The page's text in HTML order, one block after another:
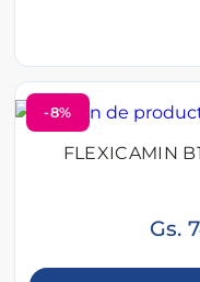
-8%
FLEXICAMIN
Gs.